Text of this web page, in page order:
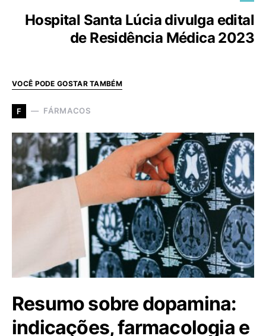
Hospital Santa Lúcia divulga edital
de Residência Médica 2023
VOCÊ PODE GOSTAR TAMBÉM
F FÁRMACOS
Resumo sobre dopamina:
indicações, farmacologia e